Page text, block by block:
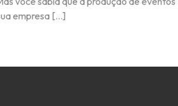
empresa […]